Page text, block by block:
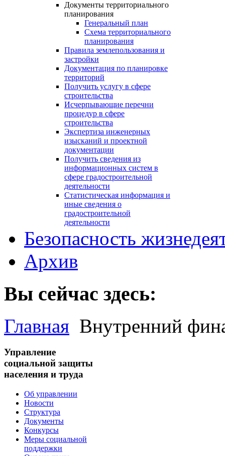
Документы территориального
планирования
Генеральный план
Схема территориального
планирования
Правила землепользования и
застройки
Документация по планировке
территорий
Получить услугу в сфере
строительства
Исчерпывающие перечни
процедур в сфере
строительства
Экспертиза инженерных
изысканий и проектной
документации
Получить сведения из
информационных систем в
сфере градостроительной
деятельности
Статистическая информация и
иные сведения о
градостроительной
деятельности
Безопасность
Архив
Вы сейчас здесь:
Главная Внутренний
Управление
социальной защиты
населения и труда
Об управлении
Новости
Структура
Документы
Конкурсы
Меры социальной
поддержки